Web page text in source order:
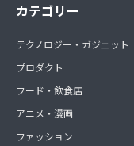
カテゴリー
テクノロジー・ガジェット
プロダクト
フード・飲食店
アニメ・漫画
ファッション